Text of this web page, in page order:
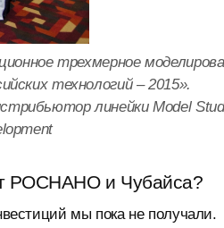
трехмерное
технологий – 2015».
линейки Model
РОСНАНО и Чубайса?
мы пока не получали.